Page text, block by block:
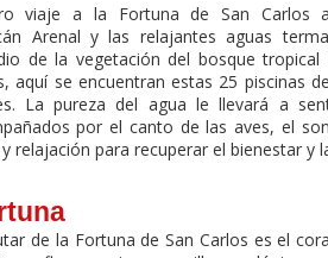
viaje a la Fortuna de San
Arenal y las relajantes aguas
de la vegetación del bosque
aquí se encuentran estas 25 piscinas
La pureza del agua le llevará a
por el canto de las aves, el
relajación para recuperar el bienestar y
de la Fortuna de San Carlos es el